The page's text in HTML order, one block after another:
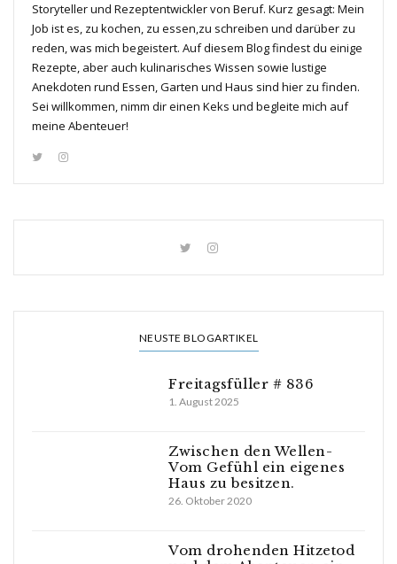
Storyteller und Rezeptentwickler von Beruf. Kurz gesagt: Mein
Job ist es, zu kochen, zu essen,zu schreiben und darüber zu
reden, was mich begeistert. Auf diesem Blog findest du einige
Rezepte, aber auch kulinarisches Wissen sowie lustige
Anekdoten rund Essen, Garten und Haus sind hier zu finden.
Sei willkommen, nimm dir einen Keks und begleite mich auf
meine Abenteuer!
NEUSTE BLOGARTIKEL
Freitagsfüller # 836
1. August 2025
Zwischen den Wellen-
Vom Gefühl ein eigenes
Haus zu besitzen.
26. Oktober 2020
Vom drohenden Hitzetod